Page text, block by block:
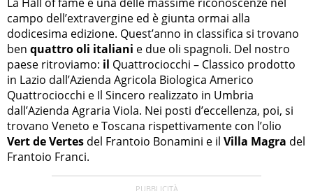
campo dell’extravergine ed è giunta ormai alla
dodicesima edizione. Quest’anno in classifica si trovano
ben quattro oli italiani e due oli spagnoli. Del nostro
paese ritroviamo: il Quattrociocchi – Classico prodotto
in Lazio dall’Azienda Agricola Biologica Americo
Quattrociocchi e Il Sincero realizzato in Umbria
dall’Azienda Agraria Viola. Nei posti d’eccellenza, poi, si
trovano Veneto e Toscana rispettivamente con l’olio
Vert de Vertes del Frantoio Bonamini e il Villa Magra del
Frantoio Franci.